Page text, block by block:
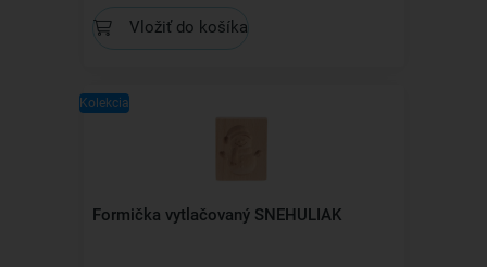
Vložiť do košíka
Kolekcia
Formička vytlačovaný SNEHULIAK